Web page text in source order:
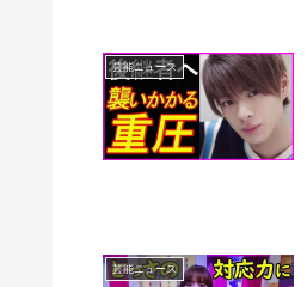
芸能ニュース
芸能ニュース